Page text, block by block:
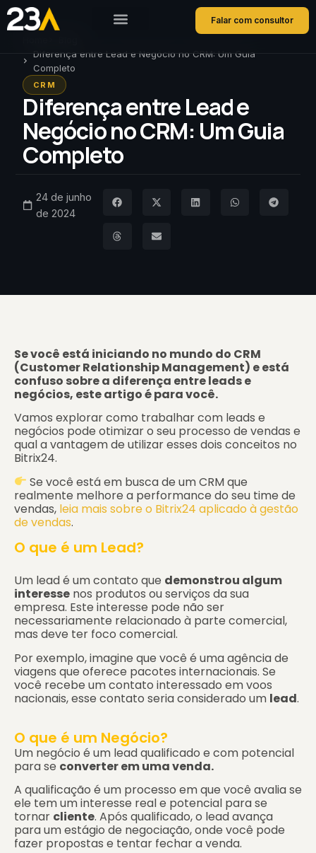
Falar com consultor
Diferença entre Lead e Negócio no CRM: Um Guia
Completo
CRM
Diferença entre Lead e
Negócio no CRM: Um Guia
Completo
24 de junho
de 2024
Se você está iniciando no mundo do CRM
(Customer Relationship Management) e está
confuso sobre a diferença entre leads e
negócios, este artigo é para você.
Vamos explorar como trabalhar com leads e
negócios pode otimizar o seu processo de vendas e
qual a vantagem de utilizar esses dois conceitos no
Bitrix24.
Se você está em busca de um CRM que
realmente melhore a performance do seu time de
vendas, leia mais sobre o Bitrix24 aplicado à gestão
de vendas.
O que é um Lead?
Um lead é um contato que demonstrou algum
interesse nos produtos ou serviços da sua
empresa. Este interesse pode não ser
necessariamente relacionado à parte comercial,
mas deve ter foco comercial.
Por exemplo, imagine que você é uma agência de
viagens que oferece pacotes internacionais. Se
você recebe um contato interessado em voos
nacionais, esse contato seria considerado um lead.
O que é um Negócio?
Um negócio é um lead qualificado e com potencial
para se converter em uma venda.
A qualificação é um processo em que você avalia se
ele tem um interesse real e potencial para se
tornar cliente. Após qualificado, o lead avança
para um estágio de negociação, onde você pode
fazer propostas e tentar fechar a venda.